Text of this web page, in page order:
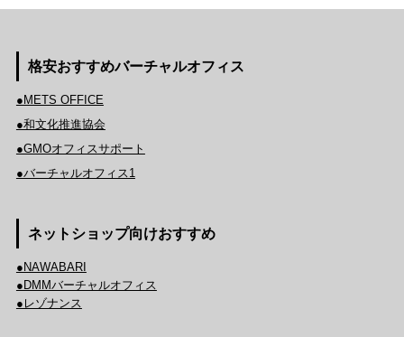
格安おすすめバーチャルオフィス
●METS OFFICE
●和文化推進協会
●GMOオフィスサポート
●バーチャルオフィス1
ネットショップ向けおすすめ
●NAWABARI
●DMMバーチャルオフィス
●レゾナンス